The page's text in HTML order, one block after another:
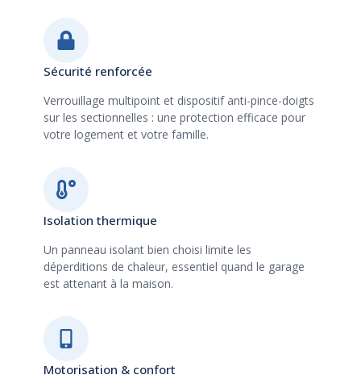
Sécurité renforcée
Verrouillage multipoint et dispositif anti-pince-doigts
sur les sectionnelles : une protection efficace pour
votre logement et votre famille.
Isolation thermique
Un panneau isolant bien choisi limite les
déperditions de chaleur, essentiel quand le garage
est attenant à la maison.
Motorisation & confort